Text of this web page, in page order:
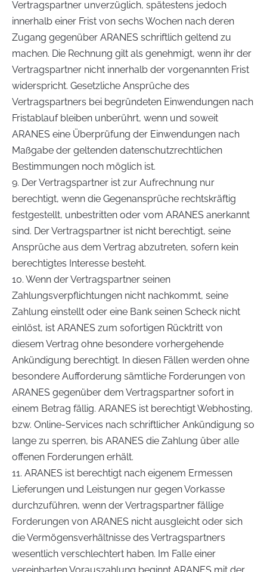
Vertragspartner unverzüglich, spätestens jedoch
innerhalb einer Frist von sechs Wochen nach deren
Zugang gegenüber ARANES schriftlich geltend zu
machen. Die Rechnung gilt als genehmigt, wenn ihr der
Vertragspartner nicht innerhalb der vorgenannten Frist
widerspricht. Gesetzliche Ansprüche des
Vertragspartners bei begründeten Einwendungen nach
Fristablauf bleiben unberührt, wenn und soweit
ARANES eine Überprüfung der Einwendungen nach
Maßgabe der geltenden datenschutzrechtlichen
Bestimmungen noch möglich ist.
9. Der Vertragspartner ist zur Aufrechnung nur
berechtigt, wenn die Gegenansprüche rechtskräftig
festgestellt, unbestritten oder vom ARANES anerkannt
sind. Der Vertragspartner ist nicht berechtigt, seine
Ansprüche aus dem Vertrag abzutreten, sofern kein
berechtigtes Interesse besteht.
10. Wenn der Vertragspartner seinen
Zahlungsverpflichtungen nicht nachkommt, seine
Zahlung einstellt oder eine Bank seinen Scheck nicht
einlöst, ist ARANES zum sofortigen Rücktritt von
diesem Vertrag ohne besondere vorhergehende
Ankündigung berechtigt. In diesen Fällen werden ohne
besondere Aufforderung sämtliche Forderungen von
ARANES gegenüber dem Vertragspartner sofort in
einem Betrag fällig. ARANES ist berechtigt Webhosting,
bzw. Online-Services nach schriftlicher Ankündigung so
lange zu sperren, bis ARANES die Zahlung über alle
offenen Forderungen erhält.
11. ARANES ist berechtigt nach eigenem Ermessen
Lieferungen und Leistungen nur gegen Vorkasse
durchzuführen, wenn der Vertragspartner fällige
Forderungen von ARANES nicht ausgleicht oder sich
die Vermögensverhältnisse des Vertragspartners
wesentlich verschlechtert haben. Im Falle einer